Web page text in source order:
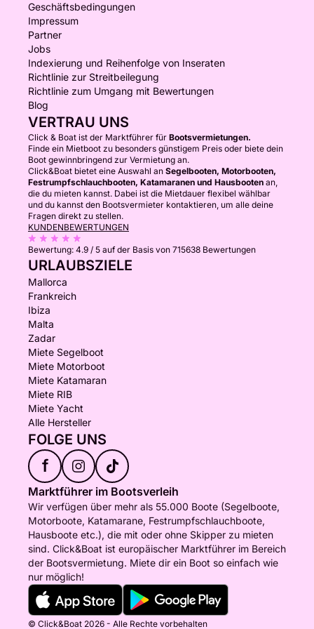
Geschäftsbedingungen
Impressum
Partner
Jobs
Indexierung und Reihenfolge von Inseraten
Richtlinie zur Streitbeilegung
Richtlinie zum Umgang mit Bewertungen
Blog
VERTRAU UNS
Click & Boat ist der Marktführer für Bootsvermietungen.
Finde ein Mietboot zu besonders günstigem Preis oder biete dein
Boot gewinnbringend zur Vermietung an.
Click&Boat bietet eine Auswahl an Segelbooten, Motorbooten,
Festrumpfschlauchbooten, Katamaranen und Hausbooten an,
die du mieten kannst. Dabei ist die Mietdauer flexibel wählbar
und du kannst den Bootsvermieter kontaktieren, um alle deine
Fragen direkt zu stellen.
KUNDENBEWERTUNGEN
Bewertung: 4.9 / 5 auf der Basis von 715638 Bewertungen
URLAUBSZIELE
Mallorca
Frankreich
Ibiza
Malta
Zadar
Miete Segelboot
Miete Motorboot
Miete Katamaran
Miete RIB
Miete Yacht
Alle Hersteller
FOLGE UNS
f
Marktführer im Bootsverleih
Wir verfügen über mehr als 55.000 Boote (Segelboote,
Motorboote, Katamarane, Festrumpfschlauchboote,
Hausboote etc.), die mit oder ohne Skipper zu mieten
sind. Click&Boat ist europäischer Marktführer im Bereich
der Bootsvermietung. Miete dir ein Boot so einfach wie
nur möglich!
© Click&Boat 2026 - Alle Rechte vorbehalten